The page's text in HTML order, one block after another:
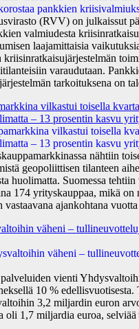
(RVV) on julkaissut
valmiudesta
laajamittaisia
kriisinratkaisujärjestelmän
varaudutaan.
tarkoituksena on
vilkastui toisella
– 13 prosentin kasvu
nähtiin
geopoliittisen tilanteen
huolimatta. Suomessa
174 yrityskauppaa, mikä on
vastaavana ajankohtana vuotta
väheni –
vienti
10 %
3,2 miljardin euron
oli 1,7 miljardia euroa, selviää